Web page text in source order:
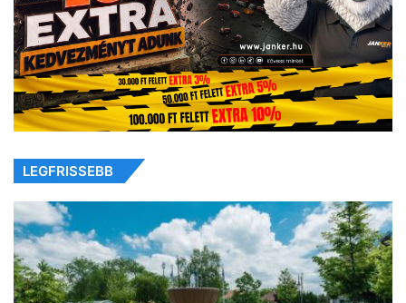
LEGFRISSEBB